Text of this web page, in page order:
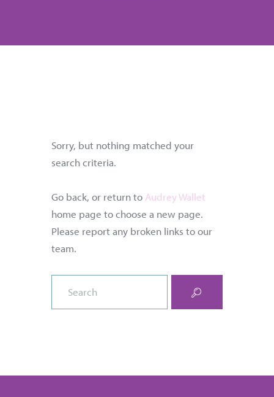
Sorry, but nothing matched your
search criteria.
Go back, or return to Audrey Wallet
home page to choose a new page.
Please report any broken links to our
team.